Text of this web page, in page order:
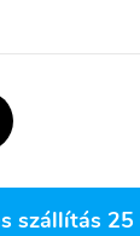
szállítás 25